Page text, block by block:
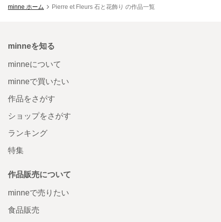
minne ホーム Pierre et Fleurs 石と花飾り の作品一覧
minneを知る
minneについて
minneで買いたい
作品をさがす
ショップをさがす
ランキング
特集
作品販売について
minneで売りたい
食品販売